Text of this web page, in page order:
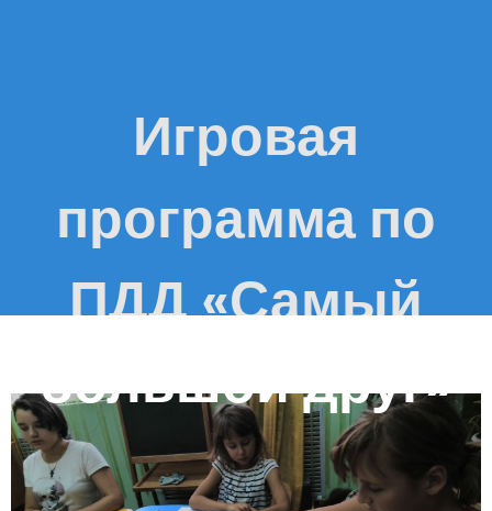
Игровая
программа по
ПДД «Самый
большой друг»